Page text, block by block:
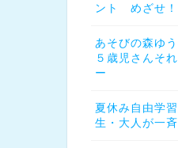
ント めざせ！
あそびの森ゆ
５歳児さんそ
ー
夏休み自由学
生・大人が一